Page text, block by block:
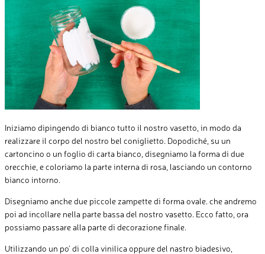
Iniziamo dipingendo di bianco tutto il nostro vasetto, in modo da
realizzare il corpo del nostro bel coniglietto. Dopodiché, su un
cartoncino o un foglio di carta bianco, disegniamo la forma di due
orecchie, e coloriamo la parte interna di rosa, lasciando un contorno
bianco intorno.
Disegniamo anche due piccole zampette di forma ovale. che andremo
poi ad incollare nella parte bassa del nostro vasetto. Ecco fatto, ora
possiamo passare alla parte di decorazione finale.
Utilizzando un po’ di colla vinilica oppure del nastro biadesivo,